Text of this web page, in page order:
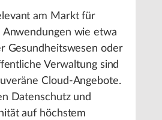
am Markt für
Anwendungen wie etwa
Gesundheitswesen oder
Verwaltung sind
Cloud-Angebote.
Datenschutz und
auf höchstem